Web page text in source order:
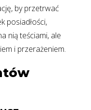
by przetrwać
posiadłości,
nią teściami, ale
i przerażeniem.